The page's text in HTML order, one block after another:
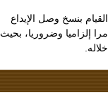
بنسخ وصل الإيداع
إلزاميا وضروريا، بحيث